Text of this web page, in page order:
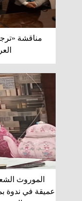
مناقشة
الموروث
عميقة في ندوة